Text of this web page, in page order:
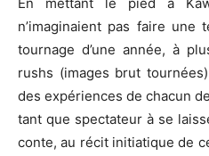
n’imaginaient pas faire une
tournage d’une année, à
rushs (images brut
des expériences de chacun
tant que spectateur à se
conte, au récit initiatique de